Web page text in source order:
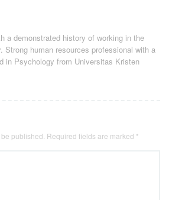
a demonstrated history of working in the
Strong human resources professional with a
in Psychology from Universitas Kristen
published. Required fields are marked *